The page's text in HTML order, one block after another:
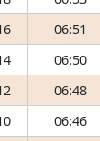
06:51
06:50
06:48
06:46